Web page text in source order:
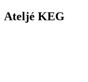
Ateljé KEG